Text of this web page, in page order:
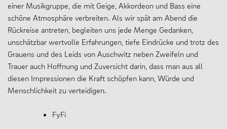
einer Musikgruppe, die mit Geige, Akkordeon und Bass eine
schöne Atmosphäre verbreiten. Als wir spät am Abend die
Rückreise antreten, begleiten uns jede Menge Gedanken,
unschätzbar wertvolle Erfahrungen, tiefe Eindrücke und trotz des
Grauens und des Leids von Auschwitz neben Zweifeln und
Trauer auch Hoffnung und Zuversicht darin, dass man aus all
diesen Impressionen die Kraft schöpfen kann, Würde und
Menschlichkeit zu verteidigen.
FyFi